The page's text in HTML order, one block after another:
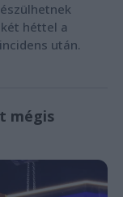
héttel a
után.
mégis